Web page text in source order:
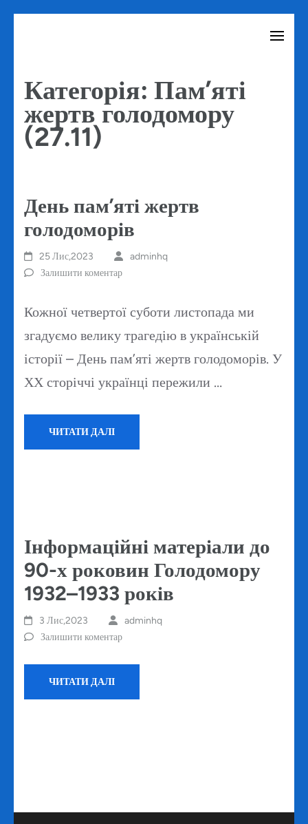
(натисніть
Enter)
Категорія: Пам’яті
жертв голодомору
(27.11)
День пам’яті жертв
голодоморів
25 Лис,2023
adminhq
Залишити коментар
Кожної четвертої суботи листопада ми
згадуємо велику трагедію в українській
історії – День пам’яті жертв голодоморів. У
ХХ сторіччі українці пережили …
ЧИТАТИ ДАЛІ
Інформаційні матеріали до
90-х роковин Голодомору
1932–1933 років
3 Лис,2023
adminhq
Залишити коментар
ЧИТАТИ ДАЛІ